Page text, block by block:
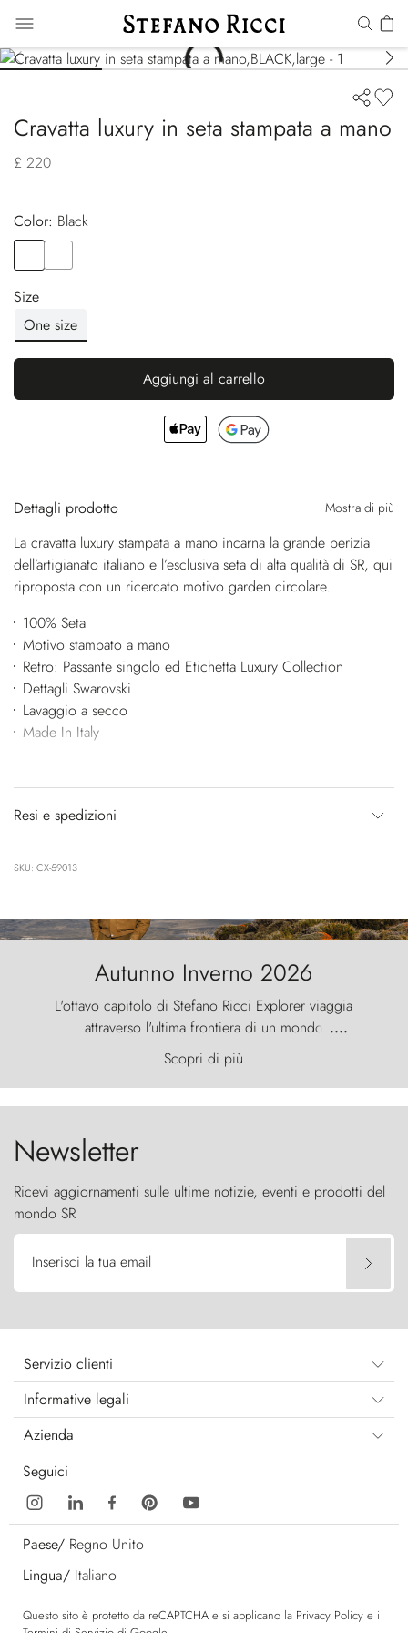
Cravatta luxury in seta stampata a mano
£ 220
Color:
black
Size
One size
Aggiungi al carrello
Dettagli prodotto Mostra di più
La cravatta luxury stampata a mano incarna la grande perizia
dell’artigianato italiano e l’esclusiva seta di alta qualità di SR, qui
riproposta con un ricercato motivo garden circolare.
100% Seta
Motivo stampato a mano
Retro: Passante singolo ed Etichetta Luxury Collection
Dettagli Swarovski
Lavaggio a secco
Made In Italy
Resi e spedizioni
SKU: CX-59013
Autunno Inverno 2026
L'ottavo capitolo di Stefano Ricci Explorer viaggia
attraverso l'ultima frontiera di un mondo
primordiale, dove il vento scolpisce la natura con
furia ancestrale e le Torres del Paine sfidano il
cielo come sentinelle di pietra.
....
Scopri di più
Newsletter
Ricevi aggiornamenti sulle ultime notizie, eventi e prodotti del
mondo SR
Inserisci la tua email
Servizio clienti
Informative legali
Azienda
Seguici
Paese/ Regno Unito
Lingua/ Italiano
Questo sito è protetto da reCAPTCHA e si applicano la Privacy Policy e i